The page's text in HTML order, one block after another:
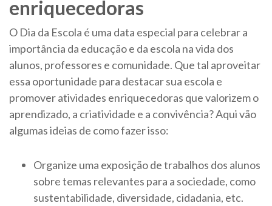
enriquecedoras
O Dia da Escola é uma data especial para celebrar a
importância da educação e da escola na vida dos
alunos, professores e comunidade. Que tal aproveitar
essa oportunidade para destacar sua escola e
promover atividades enriquecedoras que valorizem o
aprendizado, a criatividade e a convivência? Aqui vão
algumas ideias de como fazer isso:
Organize uma exposição de trabalhos dos alunos
sobre temas relevantes para a sociedade, como
sustentabilidade, diversidade, cidadania, etc.